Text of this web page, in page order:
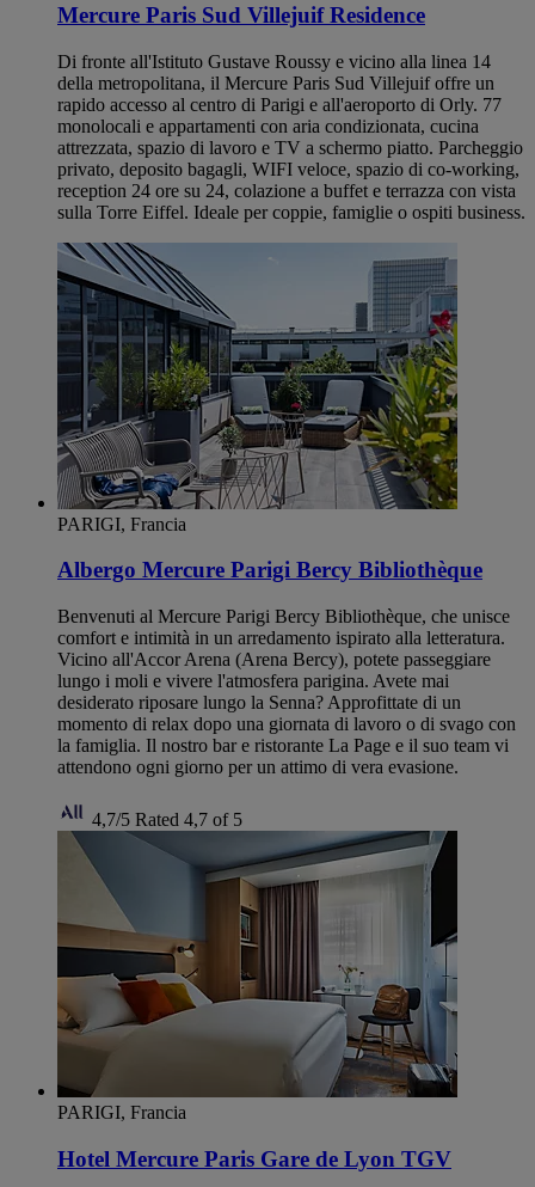
Mercure Paris Sud Villejuif Residence
Di fronte all'Istituto Gustave Roussy e vicino alla linea 14
della metropolitana, il Mercure Paris Sud Villejuif offre un
rapido accesso al centro di Parigi e all'aeroporto di Orly. 77
monolocali e appartamenti con aria condizionata, cucina
attrezzata, spazio di lavoro e TV a schermo piatto. Parcheggio
privato, deposito bagagli, WIFI veloce, spazio di co-working,
reception 24 ore su 24, colazione a buffet e terrazza con vista
sulla Torre Eiffel. Ideale per coppie, famiglie o ospiti business.
PARIGI, Francia
Albergo Mercure Parigi Bercy Bibliothèque
Benvenuti al Mercure Parigi Bercy Bibliothèque, che unisce
comfort e intimità in un arredamento ispirato alla letteratura.
Vicino all'Accor Arena (Arena Bercy), potete passeggiare
lungo i moli e vivere l'atmosfera parigina. Avete mai
desiderato riposare lungo la Senna? Approfittate di un
momento di relax dopo una giornata di lavoro o di svago con
la famiglia. Il nostro bar e ristorante La Page e il suo team vi
attendono ogni giorno per un attimo di vera evasione.
4,7/5 Rated 4,7 of 5
PARIGI, Francia
Hotel Mercure Paris Gare de Lyon TGV